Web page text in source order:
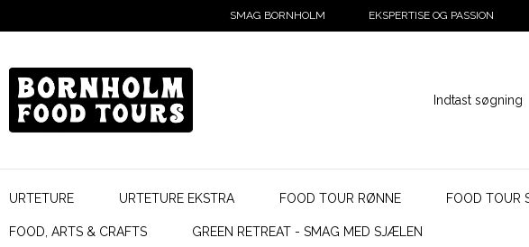
SMAG BORNHOLM EKSPERTISE OG PASSION
URTETURE URTETURE EKSTRA FOOD TOUR RØNNE FOOD TOUR
FOOD, ARTS & CRAFTS GREEN RETREAT - SMAG MED SJÆLEN